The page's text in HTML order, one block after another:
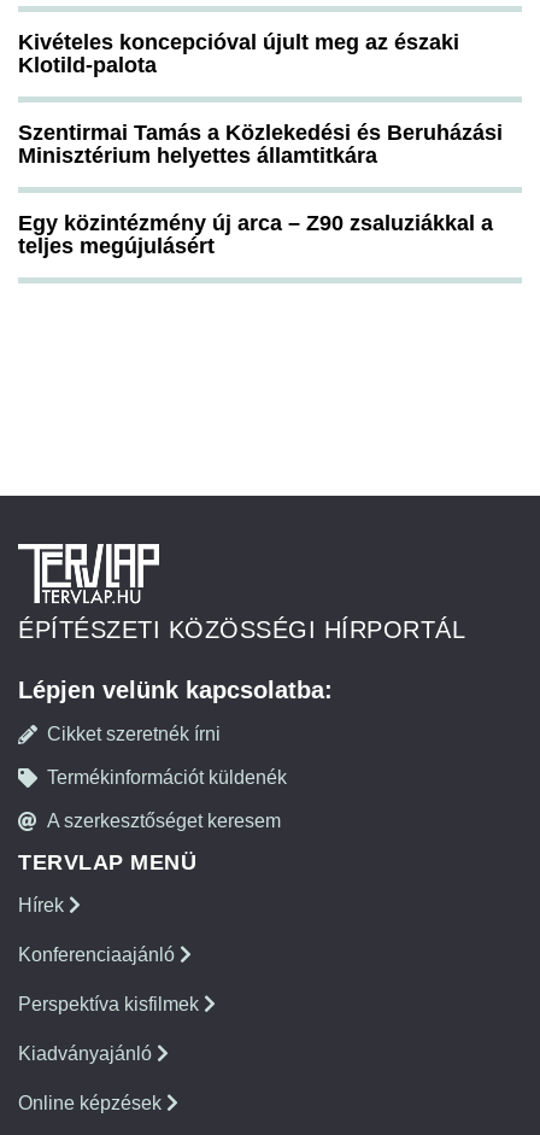
Kivételes koncepcióval újult meg az északi
Klotild-palota
Szentirmai Tamás a Közlekedési és Beruházási
Minisztérium helyettes államtitkára
Egy közintézmény új arca – Z90 zsaluziákkal a
teljes megújulásért
ÉPÍTÉSZETI KÖZÖSSÉGI HÍRPORTÁL
Lépjen velünk kapcsolatba:
Cikket szeretnék írni
Termékinformációt küldenék
A szerkesztőséget keresem
TERVLAP MENÜ
Hírek
Konferenciaajánló
Perspektíva kisfilmek
Kiadványajánló
Online képzések